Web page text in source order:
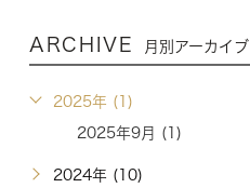
ARCHIVE 月別アーカイブ
2025年 (1)
2025年9月 (1)
2024年 (10)